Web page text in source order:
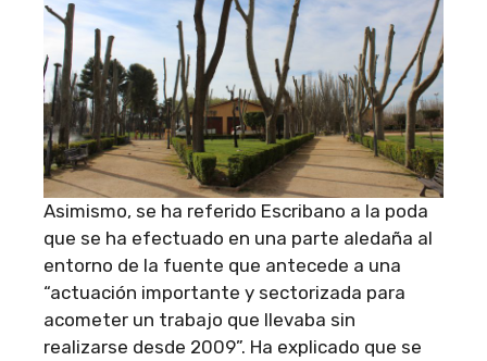
Asimismo, se ha referido Escribano a la poda
que se ha efectuado en una parte aledaña al
entorno de la fuente que antecede a una
“actuación importante y sectorizada para
acometer un trabajo que llevaba sin
realizarse desde 2009”. Ha explicado que se